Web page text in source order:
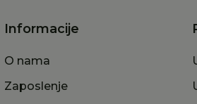
Informacije
O nama
Zaposlenje